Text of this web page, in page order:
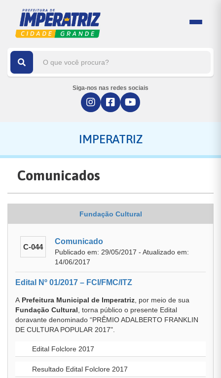
Siga-nos nas redes sociais
IMPERATRIZ
Comunicados
Fundação Cultural
C-044
Comunicado
Publicado em: 29/05/2017 - Atualizado em:
14/06/2017
Edital Nº 01/2017 – FCI/FMC/ITZ
A Prefeitura Municipal de Imperatriz , por meio de sua
Fundação Cultural , torna público o presente Edital
doravante denominado “PRÊMIO ADALBERTO FRANKLIN
DE CULTURA POPULAR 2017".
Edital Folclore 2017
Resultado Edital Folclore 2017